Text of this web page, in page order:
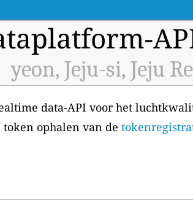
yeon, Jeju-si, Jeju
data-API voor het
ophalen van de